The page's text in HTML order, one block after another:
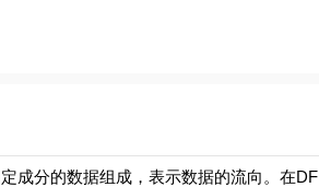
分的数据组成，表示数据的流向。在